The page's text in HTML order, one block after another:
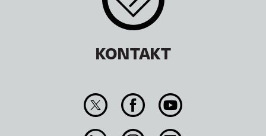
KONTAKT